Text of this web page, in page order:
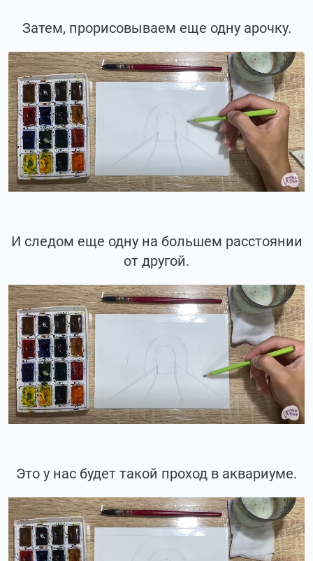
Затем, прорисовываем еще одну арочку.
И следом еще одну на большем расстоянии
от другой.
Это у нас будет такой проход в аквариуме.